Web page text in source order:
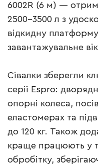
6002R (6 м) —
2500–3500 л з
відкидну
завантажувальне
Сівалки зберегли
серії Espro:
опорні колеса,
еластомерах та
до 120 кг. Також
краще працюють у
обробітку,